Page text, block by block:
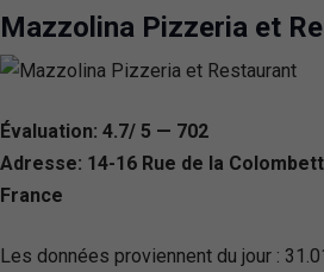
Mazzolina Pizzeria et
Évaluation: 4.7/ 5 — 702
Adresse: 14-16 Rue de la
France
Les données proviennent du jour :